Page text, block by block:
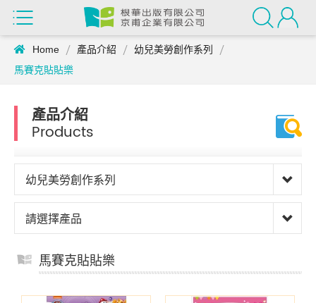
Home 產品介紹
幼兒美勞創作系列
馬賽克貼貼樂
產品介紹
Products
幼兒美勞創作系列
請選擇產品
馬賽克貼貼樂